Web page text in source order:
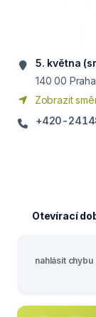
5. května
140 00
Zobrazit
+420-
Otevírací
nahlásit chybu